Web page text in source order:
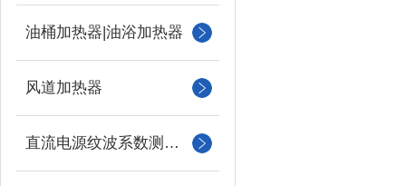
油桶加热器|油浴加热器
风道加热器
直流电源纹波系数测试仪